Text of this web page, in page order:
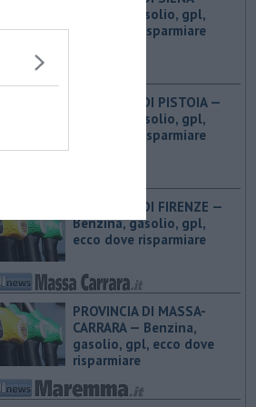
Benzina, gasolio, gpl,
ecco dove risparmiare
PROVINCIA DI PISTOIA — ​
Benzina, gasolio, gpl,
ecco dove risparmiare
PROVINCIA DI FIRENZE — ​
Benzina, gasolio, gpl,
ecco dove risparmiare
PROVINCIA DI MASSA-
CARRARA — ​Benzina,
gasolio, gpl, ecco dove
risparmiare